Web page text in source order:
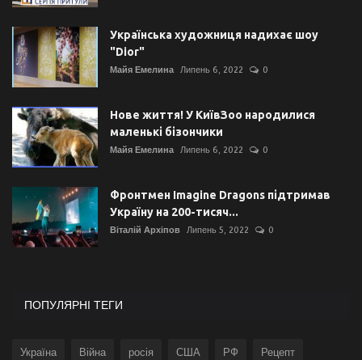
Українська художниця надихає шоу
"Dior"
Майя Емелина Липень 6, 2022 0
Нове життя! У КиївЗоо народилися
маленькі бізончики
Майя Емелина Липень 6, 2022 0
Фронтмен Imagine Dragons підтримав
Україну на 200-тисяч...
Віталій Архіпов Липень 5, 2022 0
ПОПУЛЯРНІ ТЕГИ
Україна Війна росія США РФ Рецепт